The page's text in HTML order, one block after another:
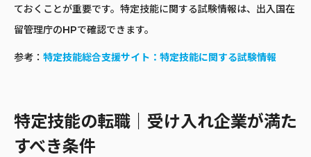
ておくことが重要です。特定技能に関する試験情報は、出入国在
留管理庁のHPで確認できます。
参考： 特定技能総合支援サイト：特定技能に関する試験情報
特定技能の転職｜受け入れ企業が満た
すべき条件